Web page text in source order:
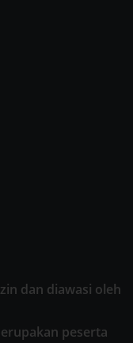
dan diawasi oleh
peserta